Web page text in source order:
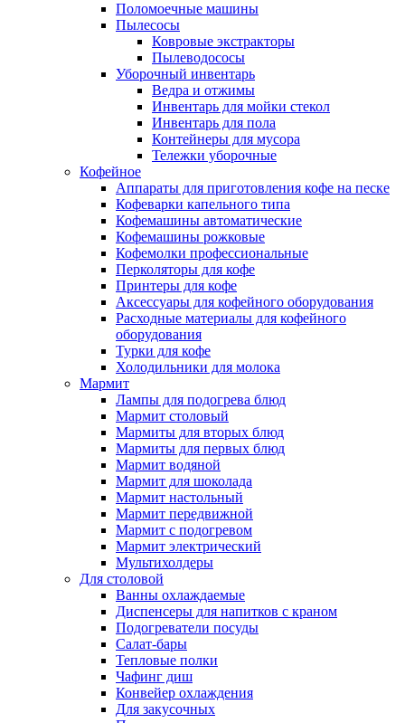
Поломоечные машины
Пылесосы
Ковровые экстракторы
Пылеводососы
Уборочный инвентарь
Ведра и отжимы
Инвентарь для мойки стекол
Инвентарь для пола
Контейнеры для мусора
Тележки уборочные
Кофейное
Аппараты для приготовления кофе на песке
Кофеварки капельного типа
Кофемашины автоматические
Кофемашины рожковые
Кофемолки профессиональные
Перколяторы для кофе
Принтеры для кофе
Аксессуары для кофейного оборудования
Расходные материалы для кофейного
оборудования
Турки для кофе
Холодильники для молока
Мармит
Лампы для подогрева блюд
Мармит столовый
Мармиты для вторых блюд
Мармиты для первых блюд
Мармит водяной
Мармит для шоколада
Мармит настольный
Мармит передвижной
Мармит с подогревом
Мармит электрический
Мультихолдеры
Для столовой
Ванны охлаждаемые
Диспенсеры для напитков с краном
Подогреватели посуды
Салат-бары
Тепловые полки
Чафинг диш
Конвейер охлаждения
Для закусочных